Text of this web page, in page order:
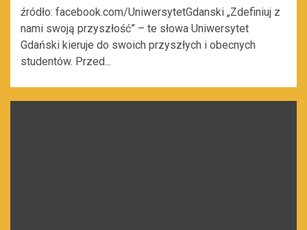
źródło: facebook.com/UniwersytetGdanski „Zdefiniuj z
nami swoją przyszłość” – te słowa Uniwersytet
Gdański kieruje do swoich przyszłych i obecnych
studentów. Przed...